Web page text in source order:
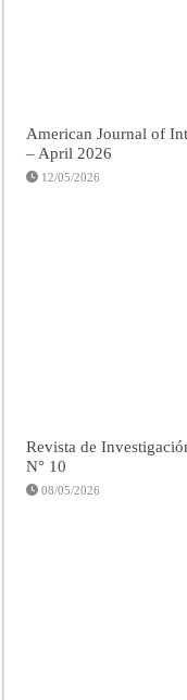
American Journal of
– April 2026
12/05/2026
Revista de
N° 10
08/05/2026